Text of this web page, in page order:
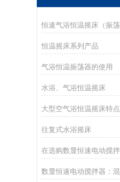
恒温摇床系列产品
气浴恒温振荡器的使用
水浴、气浴恒温摇床
大型空气浴恒温摇床特点
往复式水浴摇床